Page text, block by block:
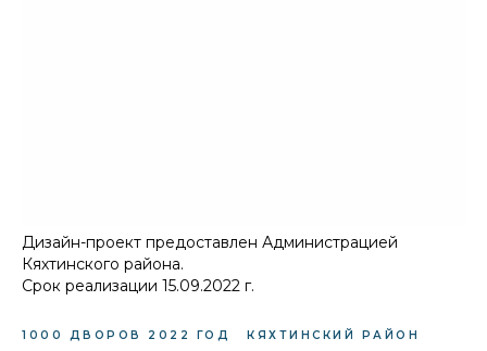
Дизайн-проект предоставлен Администрацией
Кяхтинского района.
Срок реализации 15.09.2022 г.
1000 ДВОРОВ 2022 ГОД КЯХТИНСКИЙ РАЙОН